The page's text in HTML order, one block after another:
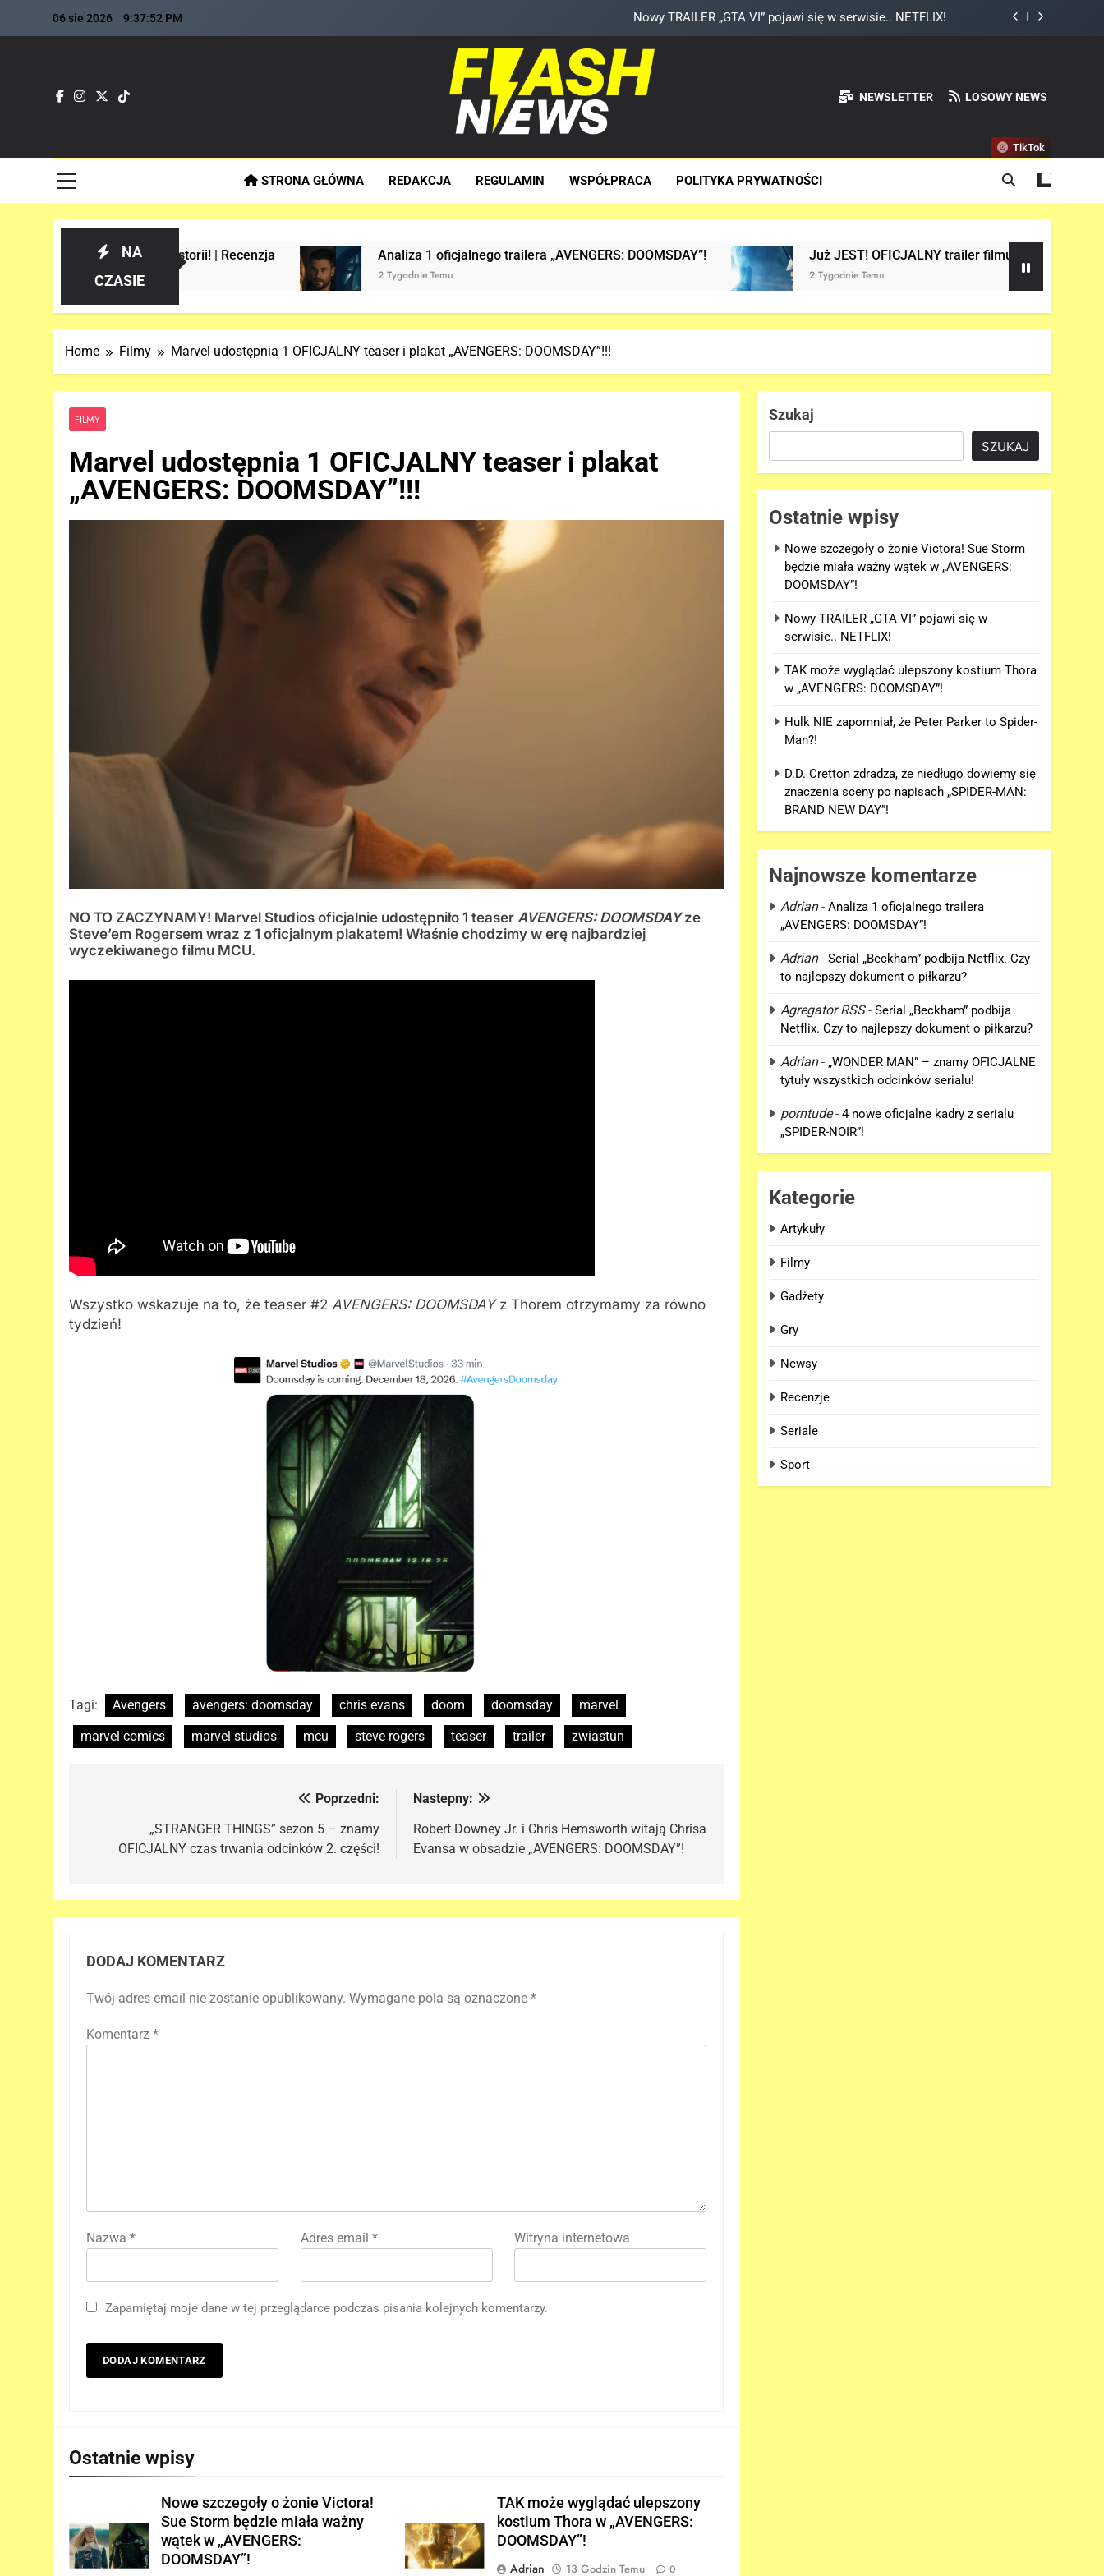
06 sie 2026 9:37:53 PM
TAK może wyglądać ulepszony kostium Thora w „AVENGERS: DOOMSDAY”!
Nowe szczegoły o żonie Victora! Sue Storm będzie miała ważny wątek w „AVENGERS: DOOMSDAY”!
TAK może wyglądać ulepszony kostium Thora w „AVENGERS: DOOMSDAY”!
Flash News
Najszybsza Dawka Newsów W Sieci
NEWSLETTER LOSOWY NEWS
STRONA GŁÓWNA REDAKCJA REGULAMIN WSPÓŁPRACA POLITYKA PRYWATNOŚCI
TikTok
NA
CZASIE
Manie w historii! | Recenzja Analiza 1 oficjalnego trailera „AVENGERS: DOOMSDAY”!
2 Tygodnie Temu
Już JEST! OFICJALNY trailer filmu „AVENGERS: DOOMSDAY” w
2 Tygodnie Temu
Home Filmy Marvel udostępnia 1 OFICJALNY teaser i plakat „AVENGERS: DOOMSDAY”!!!
FILMY
Marvel udostępnia 1 OFICJALNY teaser i plakat
„AVENGERS: DOOMSDAY”!!!
NO TO ZACZYNAMY! Marvel Studios oficjalnie udostępniło 1 teaser AVENGERS: DOOMSDAYze
Steve’em Rogersem wraz z 1 oficjalnym plakatem! Właśnie chodzimy w erę najbardziej
wyczekiwanego filmu MCU.
Wszystko wskazuje na to, że teaser #2 AVENGERS: DOOMSDAYz Thorem otrzymamy za równo
tydzień!
Tagi: Avengers avengers: doomsday chris evans doom doomsday
marvel
marvel comics
marvel studios mcu steve rogers teaser trailer zwiastun
Poprzedni:
„STRANGER THINGS” sezon 5 – znamy
OFICJALNY czas trwania odcinków 2. części!
Nastepny:
Robert Downey Jr. i Chris Hemsworth witają Chrisa
Evansa w obsadzie „AVENGERS: DOOMSDAY”!
DODAJ KOMENTARZ
Twój adres email nie zostanie opublikowany. Wymagane pola są oznaczone *
Komentarz *
Nazwa * Adres email * Witryna internetowa
Zapamiętaj moje dane w tej przeglądarce podczas pisania kolejnych komentarzy.
Ostatnie wpisy
Nowe szczegoły o żonie Victora!
Sue Storm będzie miała ważny
wątek w „AVENGERS:
DOOMSDAY”!
TAK może wyglądać ulepszony
kostium Thora w „AVENGERS:
DOOMSDAY”!
Adrian
13 Godzin Temu 0
Szukaj
SZUKAJ
Ostatnie wpisy
Nowe szczegoły o żonie Victora! Sue Storm
będzie miała ważny wątek w „AVENGERS:
DOOMSDAY”!
Nowy TRAILER „GTA VI” pojawi się w
serwisie.. NETFLIX!
TAK może wyglądać ulepszony kostium Thora
w „AVENGERS: DOOMSDAY”!
Hulk NIE zapomniał, że Peter Parker to Spider-
Man?!
D.D. Cretton zdradza, że niedługo dowiemy się
znaczenia sceny po napisach „SPIDER-MAN:
BRAND NEW DAY”!
Najnowsze komentarze
Adrian-Analiza 1 oficjalnego trailera
„AVENGERS: DOOMSDAY”!
Adrian-Serial „Beckham” podbija Netflix. Czy
to najlepszy dokument o piłkarzu?
Agregator RSS-Serial „Beckham” podbija
Netflix. Czy to najlepszy dokument o piłkarzu?
Adrian- „WONDER MAN” – znamy OFICJALNE
tytuły wszystkich odcinków serialu!
porntude-4 nowe oficjalne kadry z serialu
„SPIDER-NOIR”!
Kategorie
Artykuły
Filmy
Gadżety
Gry
Newsy
Recenzje
Seriale
Sport
D.D. Cretton zdradza, że
niedługo dowiemy się
znaczenia sceny po napisach
Lokiego w „AVENGERS:
DOOMSDAY”!
FILMY
Trailer „AVENGERS: ENDGAME
ENCORE” nadchodzi!